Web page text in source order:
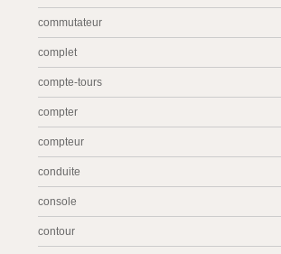
commutateur
complet
compte-tours
compter
compteur
conduite
console
contour